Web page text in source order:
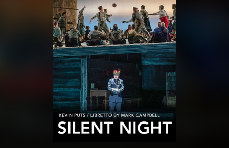
Культура
Мероприятия
Новости
Подарки